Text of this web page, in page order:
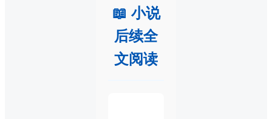
📖 小说
后续全
文阅读